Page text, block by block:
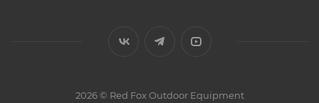
2026 © Red Fox Outdoor Equipment